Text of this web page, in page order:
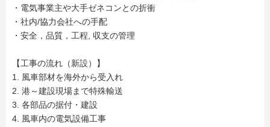
・電気事業主や大手ゼネコンとの折衝
・社内/協力会社への手配
・安全，品質，工程, 収支の管理
【工事の流れ（新設）】
1. 風車部材を海外から受入れ
2. 港～建設現場まで特殊輸送
3. 各部品の据付・建設
4. 風車内の電気設備工事